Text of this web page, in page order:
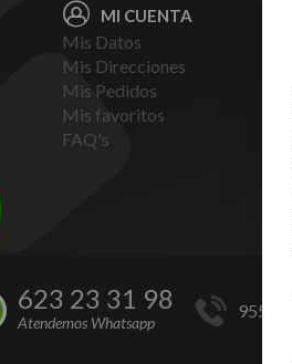
MI CUENTA
Mis Datos
Mis Direcciones
Mis Pedidos
Mis favoritos
FAQ's
623 23 31 98
Atendemos Whatsapp
955 44